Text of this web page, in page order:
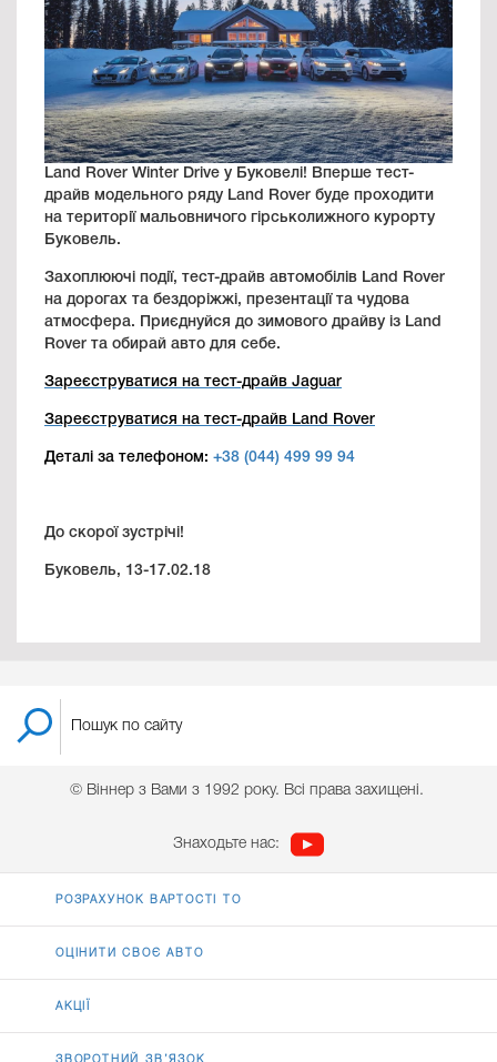
Land Rover Winter Drive у Буковелі! Вперше тест-
драйв модельного ряду Land Rover буде проходити
на території мальовничого гірськолижного курорту
Буковель.
Захоплюючі події, тест-драйв автомобілів Land Rover
на дорогах та бездоріжжі, презентації та чудова
атмосфера. Приєднуйся до зимового драйву із Land
Rover та обирай авто для себе.
Зареєструватися на тест-драйв Jaguar
Зареєструватися на тест-драйв Land Rover
Деталі за телефоном: +38 (044) 499 99 94
До скорої зустрічі!
Буковель, 13-17.02.18
© Віннер з Вами з 1992 року. Всі права захищені.
Знаходьте нас:
РОЗРАХУНОК ВАРТОСТІ ТО
ОЦІНИТИ СВОЄ АВТО
АКЦІЇ